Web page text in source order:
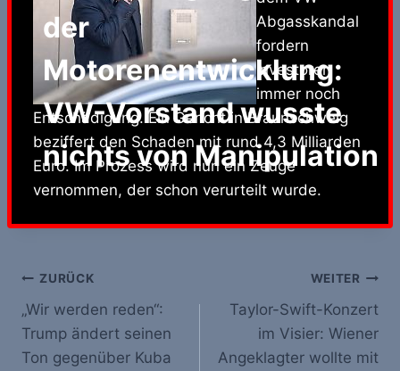
der
Motorenentwicklung:
VW-Vorstand wusste
nichts von Manipulation
Abgasskandal
fordern
Investoren
immer noch
Entschädigung. Ein Gericht in Braunschweig
beziffert den Schaden mit rund 4,3 Milliarden
Euro. Im Prozess wird nun ein Zeuge
vernommen, der schon verurteilt wurde.
Beitrags-
Navigation
ZURÜCK
„Wir werden reden“:
Trump ändert seinen
Ton gegenüber Kuba
WEITER
Taylor-Swift-Konzert
im Visier: Wiener
Angeklagter wollte mit